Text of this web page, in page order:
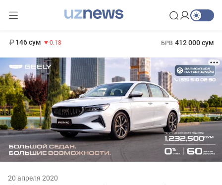
146 сум -0.18 БРВ 412 000 сум
20 апреля 2020